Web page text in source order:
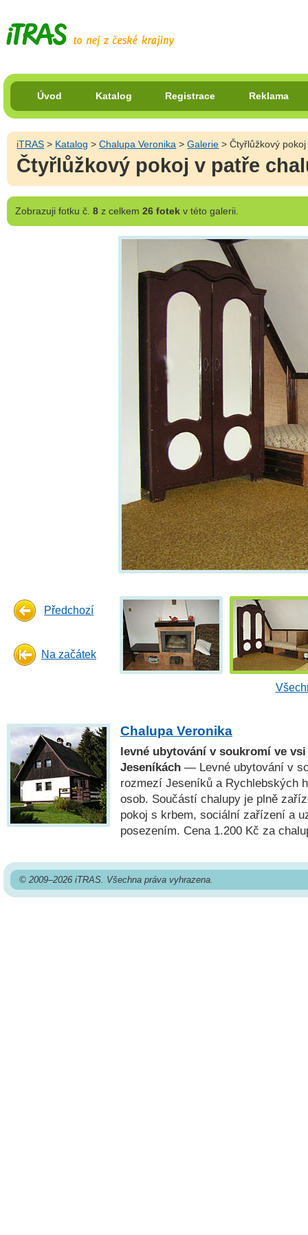
Úvod Katalog Registrace Reklama
iTRAS > Katalog >Chalupa Veronika >Galerie > Čtyřlůžkový
Čtyřlůžkový pokoj v patře
Zobrazujifotku č. 8z celkem 26 fotekv této galerii.
Předchozí
Na začátek
Chalupa Veronika
levné ubytování v soukromí ve
Jeseníkách — Levné ubytování v
rozmezí Jeseníků a Rychlebských
osob. Součástí chalupy je plně
pokoj s krbem, sociální zařízení a
posezením. Cena 1.200 Kč za
© 2009–2026 iTRAS. Všechna práva vyhrazena.